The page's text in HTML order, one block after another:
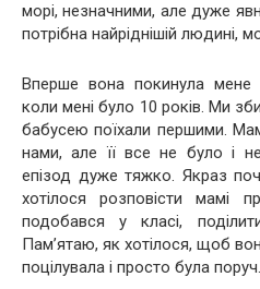
морі, незначними, але дуже
потрібна найріднішій людині,
Вперше вона покинула мене
коли мені було 10 років. Ми
бабусею поїхали першими.
нами, але її все не було і
епізод дуже тяжко. Якраз
хотілося розповісти мамі
подобався у класі,
Пам’ятаю, як хотілося, щоб
поцілувала і просто була поруч.